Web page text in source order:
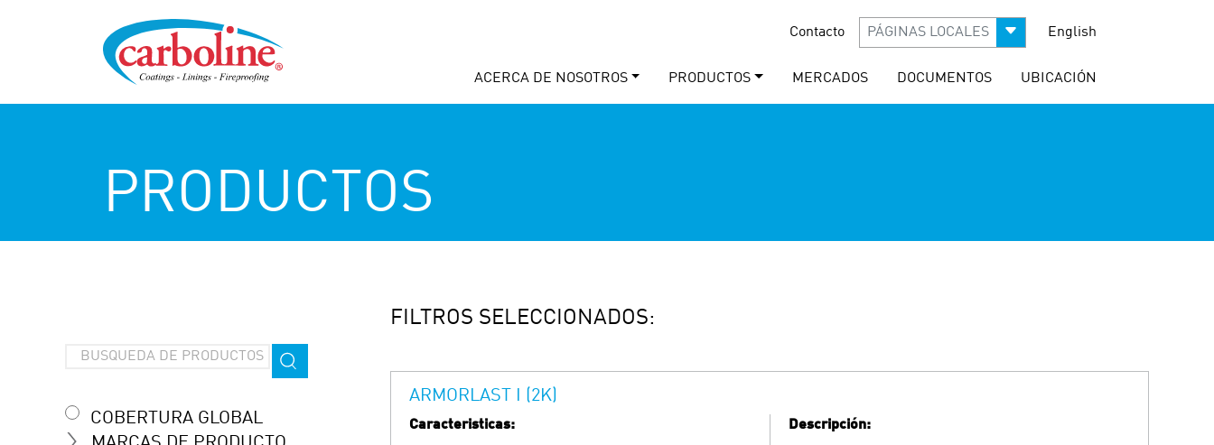
Contacto PÁGINAS LOCALES English
ACERCA DE NOSOTROS PRODUCTOS MERCADOS DOCUMENTOS UBICACIÓN
PRODUCTOS
COBERTURA GLOBAL
FILTROS SELECCIONADOS:
ARMORLAST I (2K)
Caracteristicas: Descripción: